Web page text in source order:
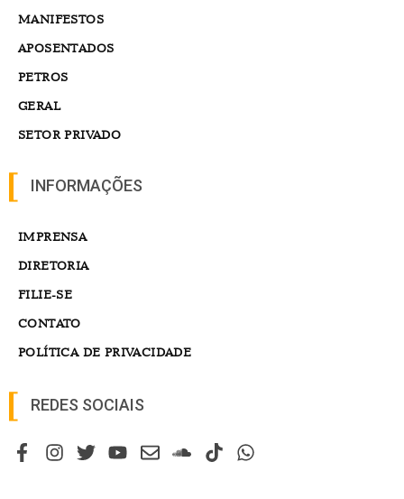
MANIFESTOS
APOSENTADOS
PETROS
GERAL
SETOR PRIVADO
INFORMAÇÕES
IMPRENSA
DIRETORIA
FILIE-SE
CONTATO
POLÍTICA DE PRIVACIDADE
REDES SOCIAIS